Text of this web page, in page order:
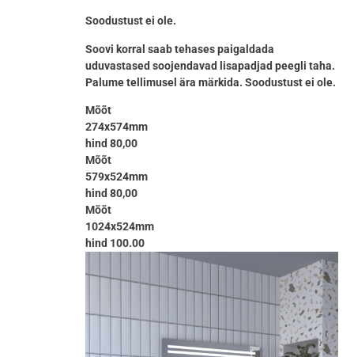
Soodustust ei ole.
Soovi korral saab tehases paigaldada
uduvastased soojendavad lisapadjad peegli taha.
Palume tellimusel ära märkida. Soodustust ei ole.
Mõõt
274x574mm
hind 80,00
Mõõt
579x524mm
hind 80,00
Mõõt
1024x524mm
hind 100.00